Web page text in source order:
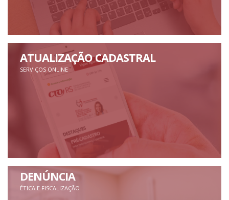
ATUALIZAÇÃO CADASTRAL
SERVIÇOS ONLINE
DENÚNCIA
ÉTICA E FISCALIZAÇÃO